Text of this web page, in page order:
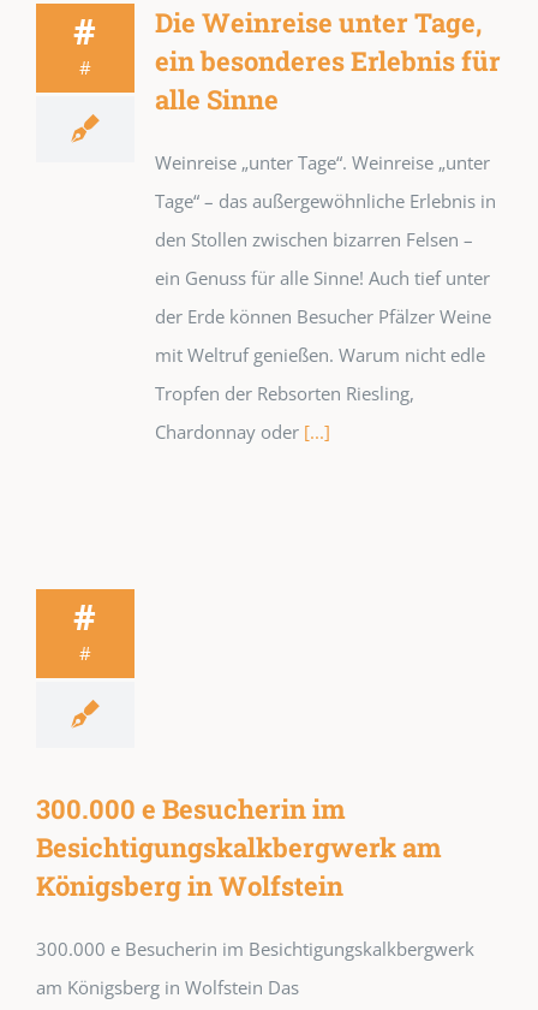
#
#
Die Weinreise unter Tage,
ein besonderes Erlebnis für
alle Sinne
Weinreise „unter Tage“. Weinreise „unter
Tage“ – das außergewöhnliche Erlebnis in
den Stollen zwischen bizarren Felsen –
ein Genuss für alle Sinne! Auch tief unter
der Erde können Besucher Pfälzer Weine
mit Weltruf genießen. Warum nicht edle
Tropfen der Rebsorten Riesling,
Chardonnay oder[...]
#
#
300.000 e Besucherin im
Besichtigungskalkbergwerk am
Königsberg in Wolfstein
300.000 e Besucherin im Besichtigungskalkbergwerk
am Königsberg in Wolfstein Das